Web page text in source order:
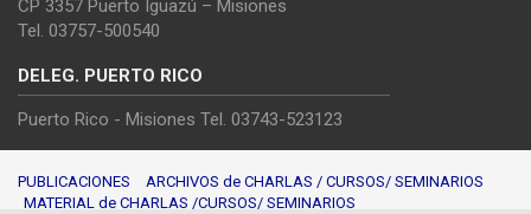
CP 3357 Puerto Iguazú – Misiones
Tel. 03757-500540
DELEG. PUERTO RICO
Puerto Rico - Misiones Tel. 03743-523123
PUBLICACIONES
ARCHIVOS de CHARLAS / CURSOS/ SEMINARIOS
MATERIAL de CHARLAS /CURSOS/ SEMINARIOS